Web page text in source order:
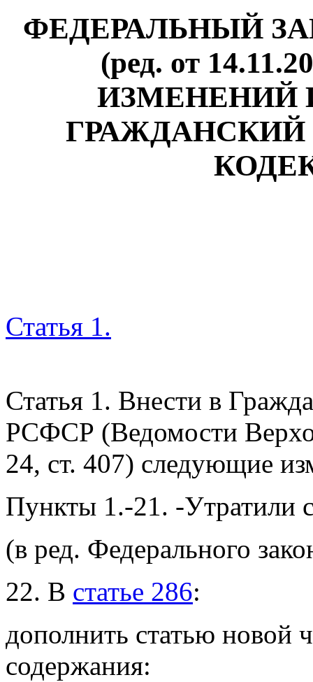
ФЕДЕРАЛЬНЫЙ
(ред. от
ИЗМЕНЕНИЙ
Статья 1.
Статья 1. Внести в
РСФСР (Ведомости
24, ст. 407) следующие
Пункты 1.-21. -Утратили
(в ред. Федерального
22. В статье 286:
дополнить статью новой
содержания: